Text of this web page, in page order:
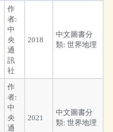
作
者:
中
央
通
訊
社
2018
中文圖書分
類: 世界地理
作
者:
中
央
通
2021
中文圖書分
類: 世界地理